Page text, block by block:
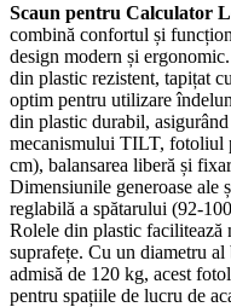
Scaun pentru Calculator
combină confortul și
design modern și
din plastic rezistent, tapițat
optim pentru utilizare
din plastic durabil,
mecanismului TILT, fotoliul
cm), balansarea liberă și
Dimensiunile generoase ale
reglabilă a spătarului (92-
Rolele din plastic
suprafețe. Cu un diametru
admisă de 120 kg, acest
pentru spațiile de lucru de